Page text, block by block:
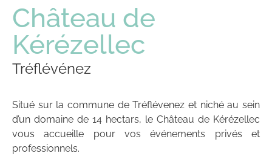
Château de
Kérézellec
Tréflévénez
Situé sur la commune de Tréflévenez et niché au sein
d’un domaine de 14 hectars, le Château de Kérézellec
vous accueille pour vos événements privés et
professionnels.